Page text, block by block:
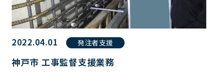
2022.04.01 発注者支援
神戸市 工事監督支援業務